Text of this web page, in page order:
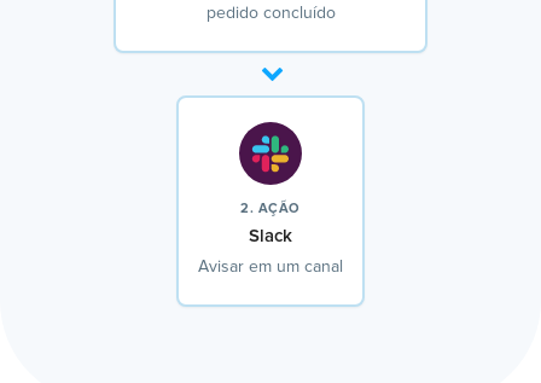
pedido concluído
2. AÇÃO
Slack
Avisar em um canal